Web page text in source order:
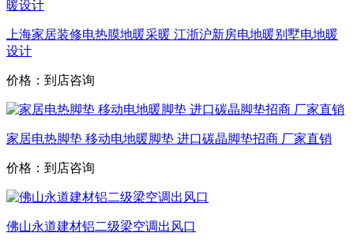
上海家居装修电热膜地暖采暖 江浙沪新房电地暖别墅电地暖
设计
价格：到店咨询
家居电热脚垫 移动电地暖脚垫 进口碳晶脚垫招商 厂家直销
价格：到店咨询
佛山永道建材铝二级梁空调出风口